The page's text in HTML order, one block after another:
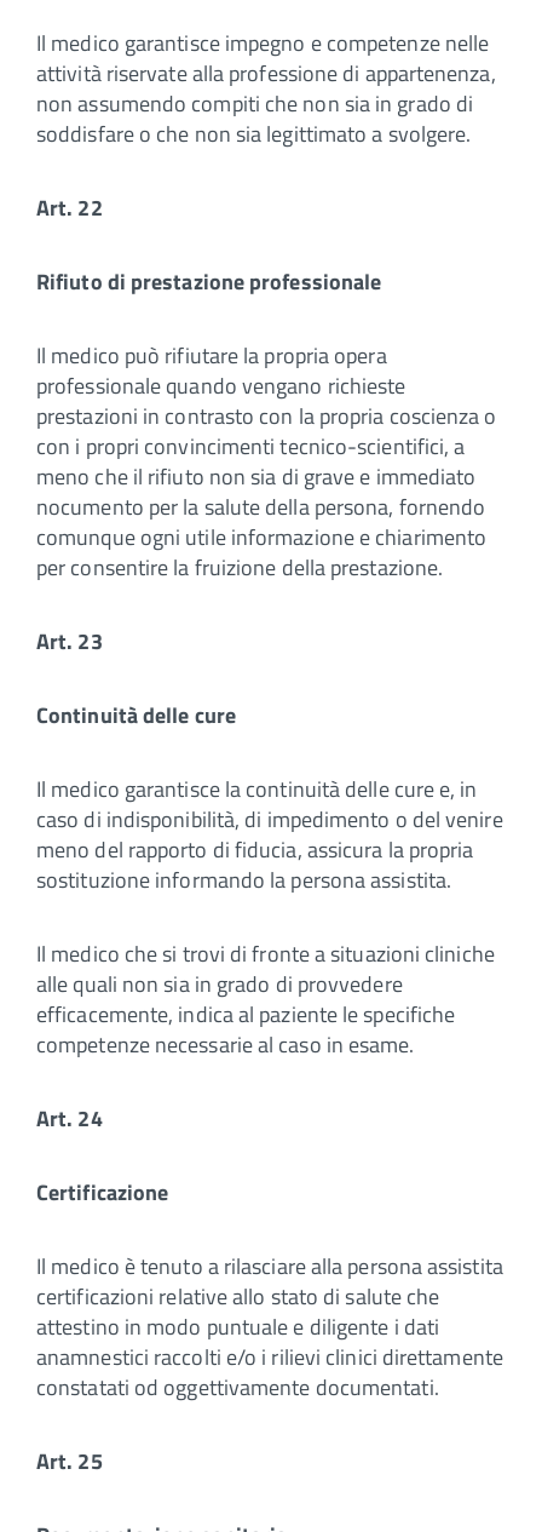
Il medico garantisce impegno e competenze nelle
attività riservate alla professione di appartenenza,
non assumendo compiti che non sia in grado di
soddisfare o che non sia legittimato a svolgere.
Art. 22
Rifiuto di prestazione professionale
Il medico può rifiutare la propria opera
professionale quando vengano richieste
prestazioni in contrasto con la propria coscienza o
con i propri convincimenti tecnico-scientifici, a
meno che il rifiuto non sia di grave e immediato
nocumento per la salute della persona, fornendo
comunque ogni utile informazione e chiarimento
per consentire la fruizione della prestazione.
Art. 23
Continuità delle cure
Il medico garantisce la continuità delle cure e, in
caso di indisponibilità, di impedimento o del venire
meno del rapporto di fiducia, assicura la propria
sostituzione informando la persona assistita.
Il medico che si trovi di fronte a situazioni cliniche
alle quali non sia in grado di provvedere
efficacemente, indica al paziente le specifiche
competenze necessarie al caso in esame.
Art. 24
Certificazione
Il medico è tenuto a rilasciare alla persona assistita
certificazioni relative allo stato di salute che
attestino in modo puntuale e diligente i dati
anamnestici raccolti e/o i rilievi clinici direttamente
constatati od oggettivamente documentati.
Art. 25